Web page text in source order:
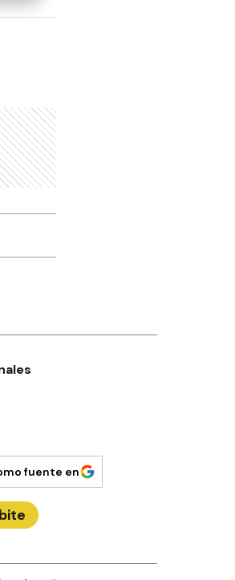
fuente en